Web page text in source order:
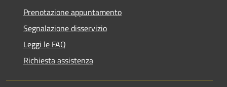
Prenotazione appuntamento
Segnalazione disservizio
Leggi le FAQ
Richiesta assistenza